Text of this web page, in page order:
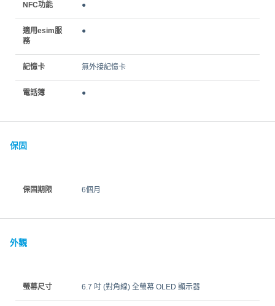
NFC功能 ●
適用esim服
務
●
記憶卡 無外接記憶卡
電話簿 ●
保固
保固期限 6個月
外觀
螢幕尺寸 6.7 吋 (對角線) 全螢幕 OLED 顯示器